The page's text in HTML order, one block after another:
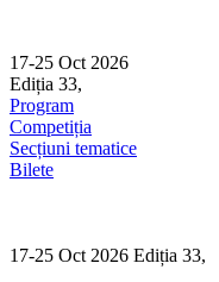
content
17-25 Oct 2026
Ediția 33,
Program
Competiția
Secțiuni tematice
Bilete
17-25 Oct 2026 Ediția 33,